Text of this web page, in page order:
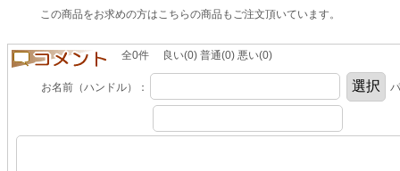
この商品をお求めの方はこちらの商品もご注文頂いています。
全0件 良い(0) 普通(0) 悪い(0)
お名前（ハンドル）：